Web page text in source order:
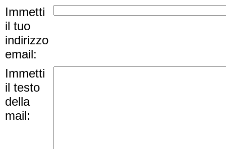
Immetti
il tuo
indirizzo
email:
Immetti
il testo
della
mail: